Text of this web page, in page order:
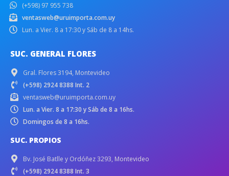
(+598) 97 955 738
ventasweb@uruimporta.com.uy
Lun. a Vier. 8 a 17:30 y Sáb de 8 a 14hs.
SUC. GENERAL FLORES
Gral. Flores 3194, Montevideo
(+598) 2924 8388 Int. 2
ventasweb@uruimporta.com.uy
Lun. a Vier. 8 a 17:30 y Sáb de 8 a 16hs.
Domingos de 8 a 16hs.
SUC. PROPIOS
Bv. José Batlle y Ordóñez 3293, Montevideo
(+598) 2924 8388 Int. 3